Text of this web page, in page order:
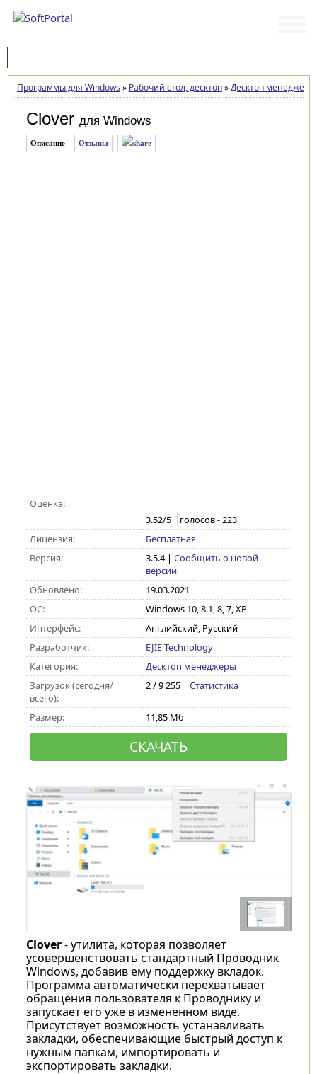
Программы для Windows » Рабочий стол, десктоп»Десктоп менеджеры
Clover для Windows
Описание Отзывы
Оценка:
3.52/5 голосов -223
Лицензия:
Бесплатная
Версия:
3.5.4| Сообщить о новой
версии
Обновлено:
19.03.2021
ОС:
Windows 10, 8.1, 8, 7, XP
Интерфейс:
Английский, Русский
Разработчик:
EJIE Technology
Категория:
Десктоп менеджеры
Загрузок (сегодня/
всего):
2 / 9 255 | Статистика
Размер: 11,85 Мб
СКАЧАТЬ
Clover- утилита, которая позволяет
усовершенствовать стандартный Проводник
Windows, добавив ему поддержку вкладок.
Программа автоматически перехватывает
обращения пользователя к Проводнику и
запускает его уже в измененном виде.
Присутствует возможность устанавливать
закладки, обеспечивающие быстрый доступ к
нужным папкам, импортировать и
экспортировать закладки.